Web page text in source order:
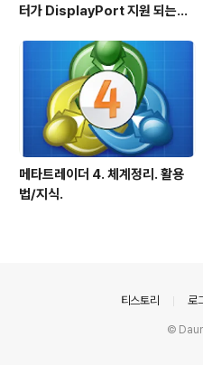
터가 DisplayPort 지원 되는지
메타트레이더 4. 체계정리. 활용
법/지식.
티스토리 로
©